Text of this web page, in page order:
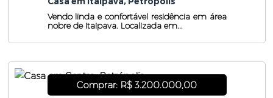
Vendo linda e confortável residência em área
nobre de Itaipava. Localizada em...
Comprar: R$ 3.200.000,00